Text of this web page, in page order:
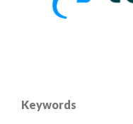
Keywords